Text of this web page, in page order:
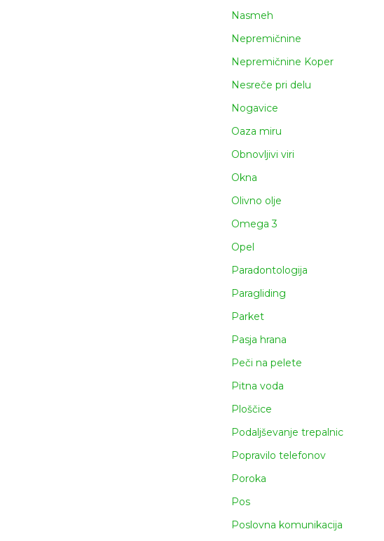
Nasmeh
Nepremičnine
Nepremičnine Koper
Nesreče pri delu
Nogavice
Oaza miru
Obnovljivi viri
Okna
Olivno olje
Omega 3
Opel
Paradontologija
Paragliding
Parket
Pasja hrana
Peči na pelete
Pitna voda
Ploščice
Podaljševanje trepalnic
Popravilo telefonov
Poroka
Pos
Poslovna komunikacija